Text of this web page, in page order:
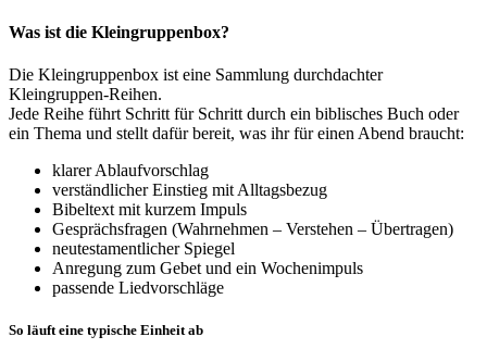
Was ist die Kleingruppenbox?
Die Kleingruppenbox ist eine Sammlung durchdachter
Kleingruppen-Reihen.
Jede Reihe führt Schritt für Schritt durch ein biblisches Buch oder
ein Thema und stellt dafür bereit, was ihr für einen Abend braucht:
klarer Ablaufvorschlag
verständlicher Einstieg mit Alltagsbezug
Bibeltext mit kurzem Impuls
Gesprächsfragen (Wahrnehmen – Verstehen – Übertragen)
neutestamentlicher Spiegel
Anregung zum Gebet und ein Wochenimpuls
passende Liedvorschläge
So läuft eine typische Einheit ab